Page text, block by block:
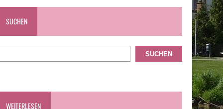
SUCHEN
SUCHEN
WEITERLESEN